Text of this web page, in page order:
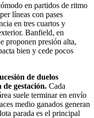
en partidos de ritmo
líneas con pases
en tres cuartos y
Banfield, en
proponen presión alta,
bien y cede pocos
de duelos
gestación. Cada
suele terminar en envío
medio ganados generan
parada es el principal